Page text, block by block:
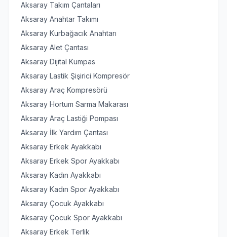
Aksaray Takım Çantaları
Aksaray Anahtar Takımı
Aksaray Kurbağacık Anahtarı
Aksaray Alet Çantası
Aksaray Dijital Kumpas
Aksaray Lastik Şişirici Kompresör
Aksaray Araç Kompresörü
Aksaray Hortum Sarma Makarası
Aksaray Araç Lastiği Pompası
Aksaray İlk Yardım Çantası
Aksaray Erkek Ayakkabı
Aksaray Erkek Spor Ayakkabı
Aksaray Kadın Ayakkabı
Aksaray Kadın Spor Ayakkabı
Aksaray Çocuk Ayakkabı
Aksaray Çocuk Spor Ayakkabı
Aksaray Erkek Terlik